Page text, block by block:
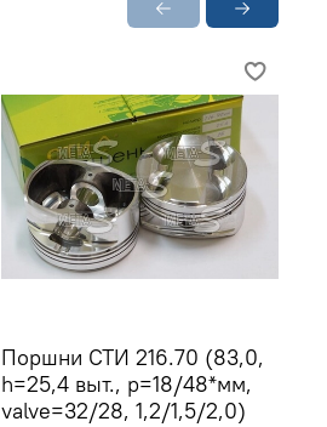
Поршни СТИ 216.70 (83,0,
h=25,4 выт., p=18/48*мм,
valve=32/28, 1,2/1,5/2,0)